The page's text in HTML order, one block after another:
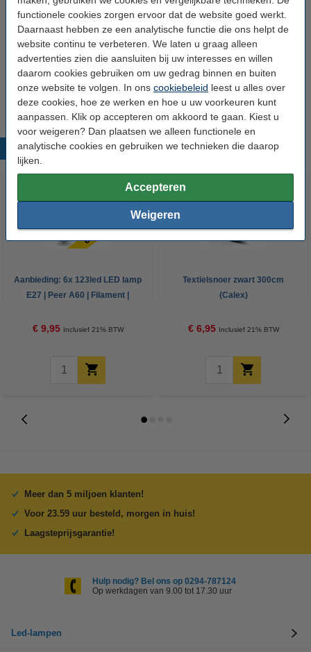
functionele cookies zorgen ervoor dat de website goed werkt.
Daarnaast hebben ze een analytische functie die ons helpt de
website continu te verbeteren. We laten u graag alleen
advertenties zien die aansluiten bij uw interesses en willen
daarom cookies gebruiken om uw gedrag binnen en buiten
onze website te volgen. In ons cookiebeleid leest u alles over
deze cookies, hoe ze werken en hoe u uw voorkeuren kunt
aanpassen. Klik op accepteren om akkoord te gaan. Kiest u
voor weigeren? Dan plaatsen we alleen functionele en
analytische cookies en gebruiken we technieken die daarop
lijken.
Accepteren
Weigeren
Aantal lampjes: 3
Energielabel: n.v.t.
Handleiding: Handleiding
Oud voor nieuw: uw oude apparaat
Populaire producten
Aanbieding: 6x 123led LED lamp
E27 | Peer A60 | Filament |
€ 9,95 Inclusief 21% BTW
Textielsnoer zwart 300cm
(Calex)
€ 6,95 Inclusief 21% BTW
Meer dan 5 miljoen klanten!
Voor 23.59 uur besteld, morgen in huis!
Laagsteprijsgarantie!
Hulp nodig? Bel ons op 0294-787124
Op werkdagen van 9.00 tot 17.30 uur
Led-lampen